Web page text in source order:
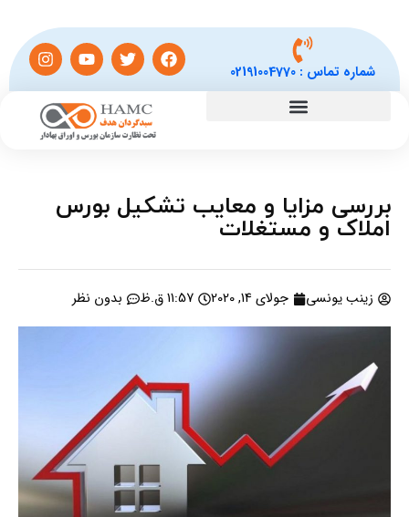
شماره تماس :02191004770
بررسی مزایا و معایب تشکیل بورس
املاک و مستغلات
زینب یونسی جولای 14, 2020 11:57 ق.ظ بدون نظر